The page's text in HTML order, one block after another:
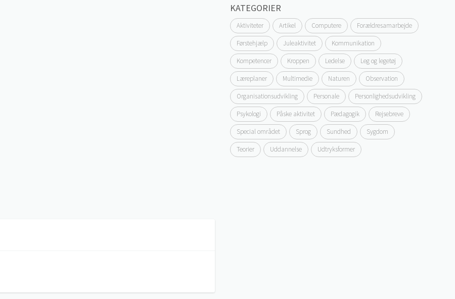
KATEGORIER
Aktiviteter Artikel Computere Forældresamarbejde
Førstehjælp Juleaktivitet Kommunikation
Kompetencer Kroppen Ledelse Leg og legetøj
Læreplaner Multimedie Naturen Observation
Organisationsudvikling Personale Personlighedsudvikling
Psykologi Påske aktivitet Pædagogik Rejsebreve
Special området Sprog Sundhed Sygdom
Teorier Uddannelse Udtryksformer